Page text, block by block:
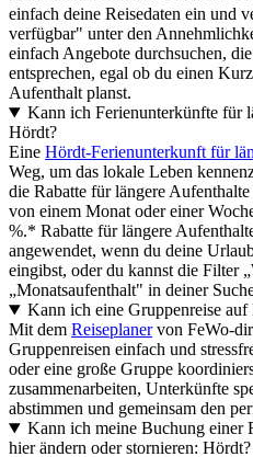
einfach deine Reisedaten ein und
verfügbar" unter den
einfach Angebote durchsuchen,
entsprechen, egal ob du einen
Aufenthalt planst.
Kann ich Ferienunterkünfte für
Hördt?
Eine Hördt-Ferienunterkunft für
Weg, um das lokale Leben
die Rabatte für längere
von einem Monat oder einer
%.* Rabatte für längere
angewendet, wenn du deine
eingibst, oder du kannst die Filter
„Monatsaufenthalt" in deiner
Kann ich eine Gruppenreise
Mit dem Reiseplanervon FeWo-
Gruppenreisen einfach und
oder eine große Gruppe
zusammenarbeiten, Unterkünfte
abstimmen und gemeinsam den
Kann ich meine Buchung einer
hier ändern oder stornieren: Hördt?